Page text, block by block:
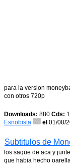
para la version
con otros 720p
Downloads: 880 Cds: 1
Esnobista
el 01/08/
Subtitulos de
los saque de aca y
que habia hecho